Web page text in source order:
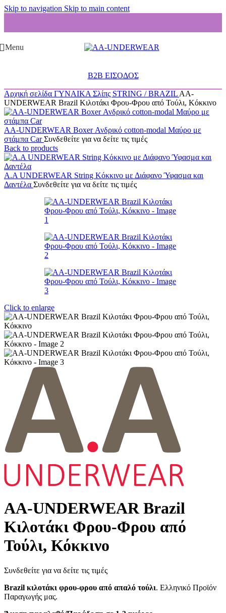
Skip to navigation Skip to main content
Menu
B2B ΕΙΣΟΔΟΣ
Αρχική σελίδα ΓΥΝΑΙΚΑ Σλίπς STRING / BRAZIL AA-
UNDERWEAR Brazil Κιλοτάκι Φρου-Φρου από Τούλι, Κόκκινο
AA-UNDERWEAR Boxer Ανδρικό cotton-modal Μαύρο με
στάμπα CarΣυνδεθείτε για να δείτε τις τιμές
Back to products
A.A UNDERWEAR String Κόκκινο με Διάφανο Ύφασμα και
Δαντέλα Συνδεθείτε για να δείτε τις τιμές
Click to enlarge
AA-UNDERWEAR Brazil
Κιλοτάκι Φρου-Φρου από
Τούλι, Κόκκινο
Συνδεθείτε για να δείτε τις τιμές
Brazil κιλοτάκι φρου-φρου από απαλό τούλι. Ελληνικό Προϊόν
Παραγωγής μας.